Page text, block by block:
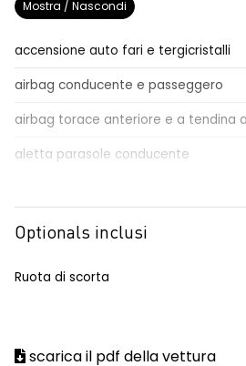
Mostra / Nascondi
accensione auto fari e tergicristalli
airbag conducente e passeggero
airbag torace anteriore e a tendina
aletta parasole conducente
alzacristalli anteriori elettrici /
commutatore airbag frontale
Optionals inclusi
Ruota di scorta
scarica il pdf della vettura